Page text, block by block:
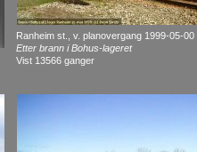
Ranheim st., v. planovergang 1999-05-00
Etter brann i Bohus-lageret
Vist 13566 ganger